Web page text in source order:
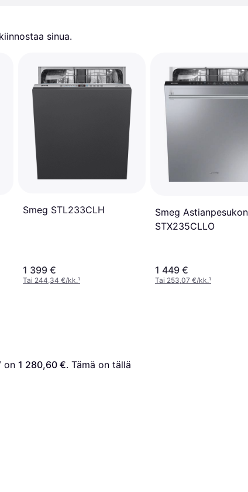
sinua.
Smeg STL233CLH
1 399 €
Tai 244,34 €/kk.¹
Smeg
STX235CLLO
1 449 €
Tai 253,07 €/kk.¹
on 1 280,60 €. Tämä on tällä